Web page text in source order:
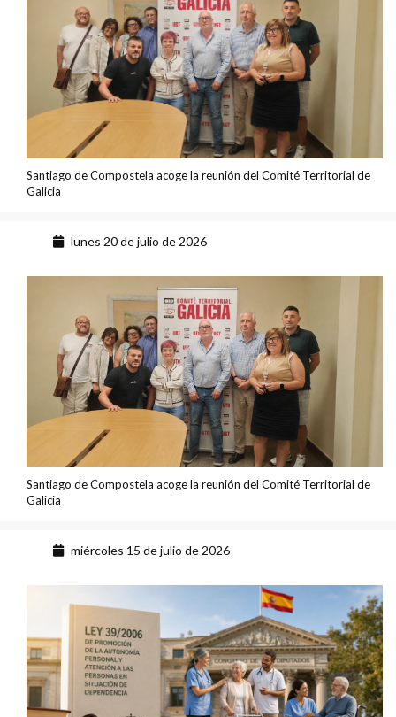
Santiago de Compostela acoge la reunión del Comité Territorial de
Galicia
lunes 20 de julio de 2026
Santiago de Compostela acoge la reunión del Comité Territorial de
Galicia
miércoles 15 de julio de 2026